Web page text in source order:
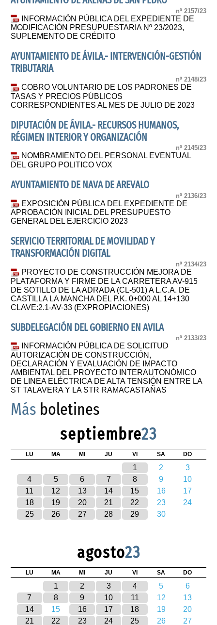
nº 2157/23
INFORMACIÓN PÚBLICA DEL EXPEDIENTE DE
MODIFICACIÓN PRESUPUESTARIA Nº 23/2023,
SUPLEMENTO DE CRÉDITO
AYUNTAMIENTO DE ÁVILA.- INTERVENCIÓN-GESTIÓN
TRIBUTARIA
nº 2148/23
COBRO VOLUNTARIO DE LOS PADRONES DE
TASAS Y PRECIOS PÚBLICOS
CORRESPONDIENTES AL MES DE JULIO DE 2023
DIPUTACIÓN DE ÁVILA.- RECURSOS HUMANOS,
RÉGIMEN INTERIOR Y ORGANIZACIÓN
nº 2145/23
NOMBRAMIENTO DEL PERSONAL EVENTUAL
DEL GRUPO POLITICO VOX
AYUNTAMIENTO DE NAVA DE AREVALO
nº 2136/23
EXPOSICIÓN PÚBLICA DEL EXPEDIENTE DE
APROBACIÓN INICIAL DEL PRESUPUESTO
GENERAL DEL EJERCICIO 2023
SERVICIO TERRITORIAL DE MOVILIDAD Y
TRANSFORMACIÓN DIGITAL
nº 2134/23
PROYECTO DE CONSTRUCCIÓN MEJORA DE
PLATAFORMA Y FIRME DE LA CARRETERA AV-915
DE SOTILLO DE LA ADRADA (CL-501) A L.C.A. DE
CASTILLA LA MANCHA DEL P.K. 0+000 AL 14+130
CLAVE:2.1-AV-33 (EXPROPIACIONES)
SUBDELEGACIÓN DEL GOBIERNO EN AVILA
nº 2133/23
INFORMACIÓN PÚBLICA DE SOLICITUD
AUTORIZACIÓN DE CONSTRUCCIÓN,
DECLARACIÓN Y EVALUACIÓN DE IMPACTO
AMBIENTAL DEL PROYECTO INTERAUTONÓMICO
DE LINEA ELÉCTRICA DE ALTA TENSIÓN ENTRE LA
ST TALAVERA Y LA STR RAMACASTAÑAS
Más boletines
septiembre23
LU MA MI JU VI SA DO
1 2
3
4
5 6 7 8 9
10
11
12 13 14 15 16
17
18
19 20 21 22 23
24
25
26 27 28 29 30
agosto23
LU MA MI JU VI SA DO
1 2 3 4 5
6
7
8 9 10 11 12
13
14
15 16 17 18 19
20
21
22 23 24 25 26
27